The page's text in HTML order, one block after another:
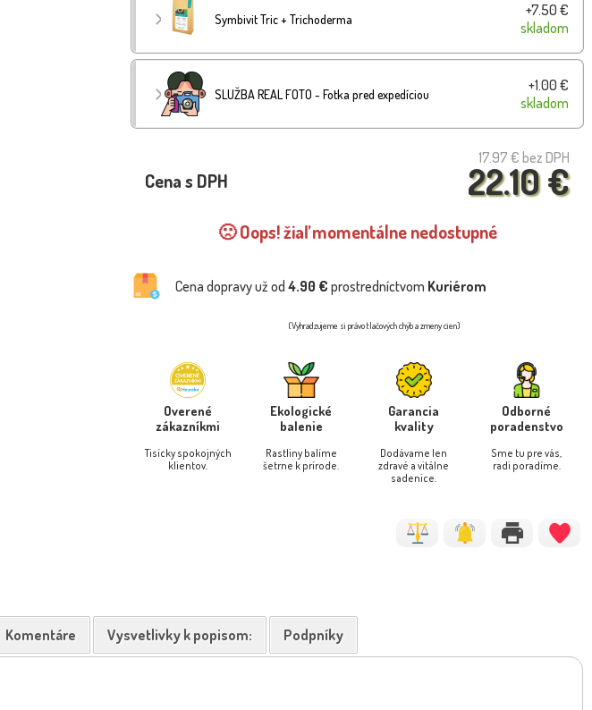
Symbivit Tric + Trichoderma
+7.50 €
skladom
SLUŽBA REAL FOTO - Fotka pred expedíciou
+1.00 €
skladom
17.97 € bez DPH
22.10 €
Cena s DPH
🙁 Oops! žiaľ momentálne nedostupné
Cena dopravy už od4.90 € prostredníctvom Kuriérom
(Vyhradzujeme si právo tlačových chýb a zmeny cien)
Overené
zákazníkmi
Tisícky spokojných
klientov.
Ekologické
balenie
Rastliny balíme
šetrne k prírode.
Garancia
kvality
Dodávame len
zdravé a vitálne
sadenice.
Odborné
poradenstvo
Sme tu pre vás,
radi poradíme.
Komentáre Vysvetlivky k popisom: Podpníky